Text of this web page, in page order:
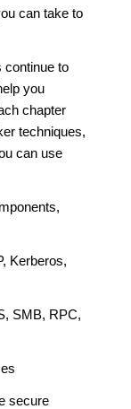
can take to
continue to
you
chapter
techniques,
can use
Kerberos,
SMB, RPC,
secure